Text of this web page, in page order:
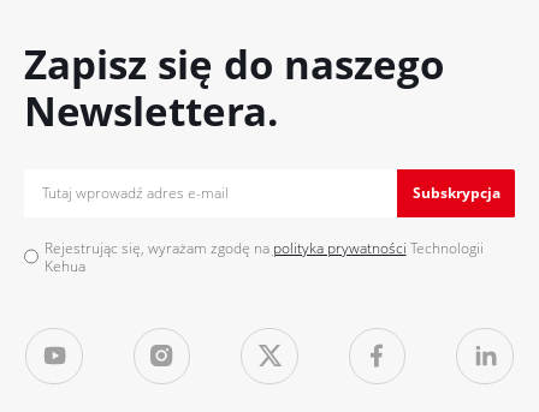
Zapisz się do naszego
Newslettera.
Subskrypcja
Rejestrując się, wyrażam zgodę na polityka prywatności Technologii
Kehua